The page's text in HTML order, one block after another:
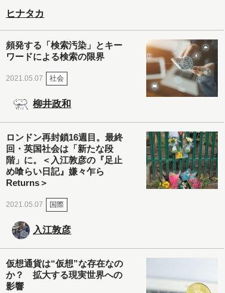
ヒナタカ
頻発する「検索汚染」とキー
ワードによる検索の限界
2021.05.07 社会
柳井政和
ロンドン再封鎖16週目。最終
回・英国社会は「新たな段
階」に。＜入江敦彦の『足止
め喰らい日記』嫌々乍ら
Returns＞
2021.05.07 国際
入江敦彦
仮想通貨は“仮想”な存在なの
か？ 拡大する現実世界への
影響